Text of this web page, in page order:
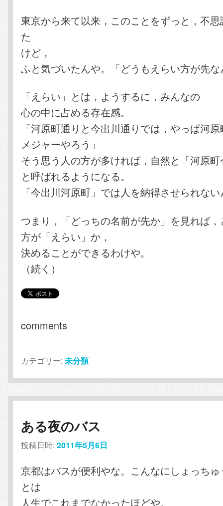
東京から来て以来，このことをずっと，不
た
けど，
ふと気づいたんや。「どうもえらい方が先
「えらい」とは，ようするに，みんなの
心の中に占める存在感。
「河原町通りと今出川通りでは，やっぱ河
メジャーやろう」
そう思う人の方が多ければ，自然と「河原
と呼ばれるようになる。
「今出川河原町」では人を納得させられな
つまり，「どっちの名前が先か」を見れば
方が「えらい」か，
決めることができるわけや。
（続く）
comments
カテゴリー: 未分類
ある夜のバス
投稿日時:2011年5月6日
京都はバスが便利やな。こんなにしょっち
とは
人生でこれまでなかったほどや。